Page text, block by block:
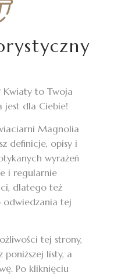
Kwiaty to Twoja
jest dla Ciebie!
Magnolia
definicje, opisy i
wyrażeń
i regularnie
dlatego też
odwiedzania tej
tej strony,
poniższej listy, a
Po kliknięciu